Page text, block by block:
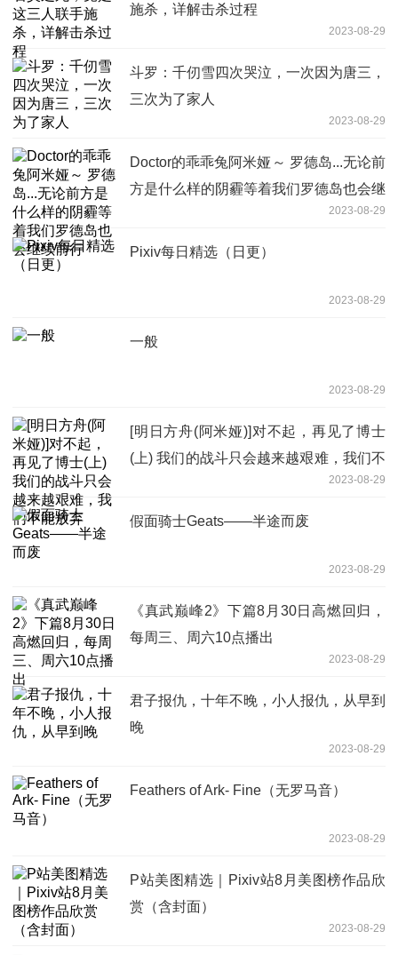
施杀，详解击杀过程
2023-08-29
斗罗：千仞雪四次哭泣，一次因为唐三，
三次为了家人
2023-08-29
Doctor的乖乖兔阿米娅～ 罗德岛...无论前
方是什么样的阴霾等着我们罗德岛也会继
2023-08-29
Pixiv每日精选（日更）
2023-08-29
一般
2023-08-29
[明日方舟(阿米娅)]对不起，再见了博士
(上) 我们的战斗只会越来越艰难，我们不
2023-08-29
假面骑士Geats——半途而废
2023-08-29
《真武巅峰2》下篇8月30日高燃回归，
每周三、周六10点播出
2023-08-29
君子报仇，十年不晚，小人报仇，从早到
晚
2023-08-29
Feathers of Ark- Fine（无罗马音）
2023-08-29
P站美图精选｜Pixiv站8月美图榜作品欣
赏（含封面）
2023-08-29